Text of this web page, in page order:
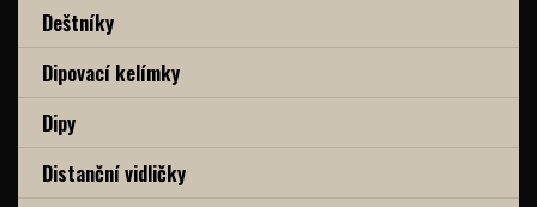
Deštníky
Dipovací kelímky
Dipy
Distanční vidličky